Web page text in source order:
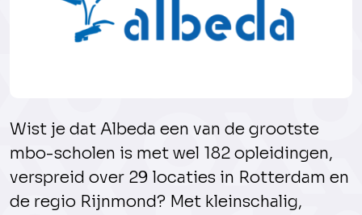
Wist je dat Albeda een van de grootste
mbo-scholen is met wel 182 opleidingen,
verspreid over 29 locaties in Rotterdam en
de regio Rijnmond? Met kleinschalig,